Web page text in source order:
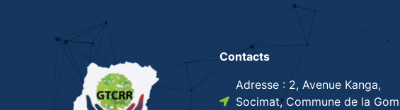
Contacts
Adresse : 2, Avenue Kanga,
Socimat, Commune de la